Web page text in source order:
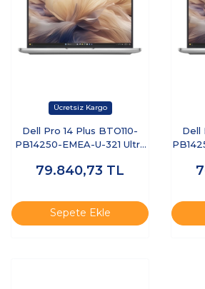
Dell Pro 14 Plus BTO110-
PB14250-EMEA-U-321 Ultra
Free Dos Dizüstü Bilgisayar
79.840,73 TL
Sepete Ekle
Dell